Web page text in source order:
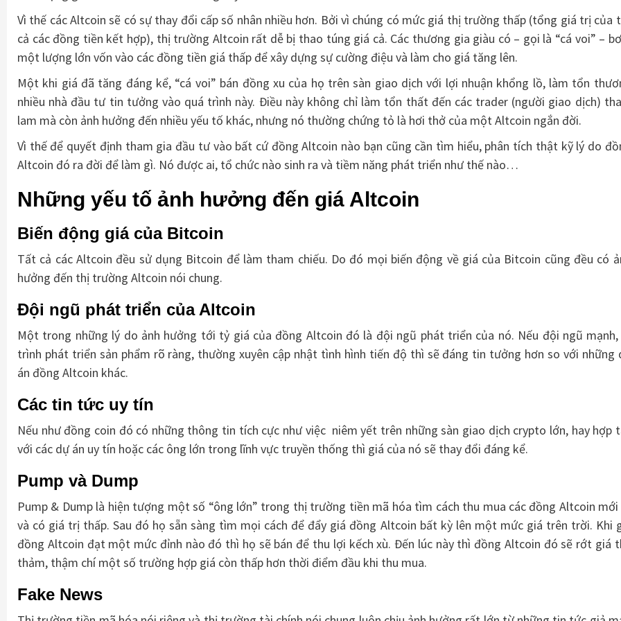
Vì thế các Altcoin sẽ có sự thay đổi cấp số nhân nhiều hơn. Bởi vì chúng có mức giá thị trường thấp (tổng giá trị của
cả các đồng tiền kết hợp), thị trường Altcoin rất dễ bị thao túng giá cả. Các thương gia giàu có – gọi là “cá voi” –
một lượng lớn vốn vào các đồng tiền giá thấp để xây dựng sự cường điệu và làm cho giá tăng lên.
Một khi giá đã tăng đáng kể, “cá voi” bán đồng xu của họ trên sàn giao dịch với lợi nhuận khổng lồ, làm tổn
nhiều nhà đầu tư tin tưởng vào quá trình này. Điều này không chỉ làm tổn thất đến các trader (người giao dịch)
lam mà còn ảnh hưởng đến nhiều yếu tố khác, nhưng nó thường chứng tỏ là hơi thở của một Altcoin ngắn đời.
Vì thế để quyết định tham gia đầu tư vào bất cứ đồng Altcoin nào bạn cũng cần tìm hiểu, phân tích thật kỹ lý do
Altcoin đó ra đời để làm gì. Nó được ai, tổ chức nào sinh ra và tiềm năng phát triển như thế nào…
Những yếu tố ảnh hưởng đến giá Altcoin
Biến động giá của Bitcoin
Tất cả các Altcoin đều sử dụng Bitcoin để làm tham chiếu. Do đó mọi biến động về giá của Bitcoin cũng đều có
hưởng đến thị trường Altcoin nói chung.
Đội ngũ phát triển của Altcoin
Một trong những lý do ảnh hưởng tới tỷ giá của đồng Altcoin đó là đội ngũ phát triển của nó. Nếu đội ngũ
trình phát triển sản phẩm rõ ràng, thường xuyên cập nhật tình hình tiến độ thì sẽ đáng tin tưởng hơn so với những
án đồng Altcoin khác.
Các tin tức uy tín
Nếu như đồng coin đó có những thông tin tích cực như việc niêm yết trên những sàn giao dịch crypto lớn, hay hợp
với các dự án uy tín hoặc các ông lớn trong lĩnh vực truyền thống thì giá của nó sẽ thay đổi đáng kể.
Pump và Dump
Pump & Dump là hiện tượng một số “ông lớn” trong thị trường tiền mã hóa tìm cách thu mua các đồng Altcoin mới
và có giá trị thấp. Sau đó họ sẵn sàng tìm mọi cách để đẩy giá đồng Altcoin bất kỳ lên một mức giá trên trời. Khi
đồng Altcoin đạt một mức đỉnh nào đó thì họ sẽ bán để thu lợi kếch xù. Đến lúc này thì đồng Altcoin đó sẽ rớt giá
thảm, thậm chí một số trường hợp giá còn thấp hơn thời điểm đầu khi thu mua.
Fake News